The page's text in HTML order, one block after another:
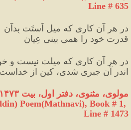
Line # 635
در هر آن کاری که میل اَستَت بِدآن
قدرت خود را همی بینی عِیان
در هر آن کاری که میلت نیست و
اندر آن جبری شدی، کین از خداست
مولوی، مثنوی، دفتر اول، بیت ۱۴۷۳
Poem(Mathnavi), Book # 1,
Line # 1473